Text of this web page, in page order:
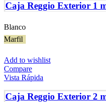
Caja Reggio Exterior 1
Blanco
Marfil
Add to wishlist
Compare
Vista Rápida
Caja Reggio Exterior 2